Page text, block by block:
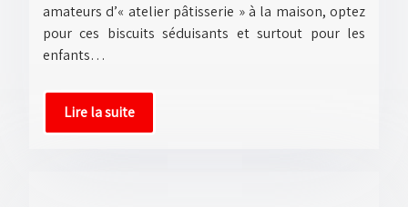
amateurs d’« atelier pâtisserie » à la maison, optez
pour ces biscuits séduisants et surtout pour les
enfants…
Lire la suite